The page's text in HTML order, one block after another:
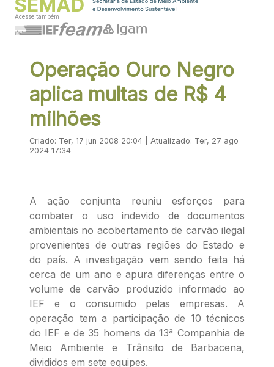
Acesse também
Operação Ouro Negro
aplica multas de R$ 4
milhões
Criado: Ter, 17 jun 2008 20:04 | Atualizado: Ter, 27 ago
2024 17:34
A ação conjunta reuniu esforços para
combater o uso indevido de documentos
ambientais no acobertamento de carvão ilegal
provenientes de outras regiões do Estado e
do país. A investigação vem sendo feita há
cerca de um ano e apura diferenças entre o
volume de carvão produzido informado ao
IEF e o consumido pelas empresas. A
operação tem a participação de 10 técnicos
do IEF e de 35 homens da 13ª Companhia de
Meio Ambiente e Trânsito de Barbacena,
divididos em sete equipes.